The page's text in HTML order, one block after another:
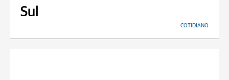
Sul
COTIDIANO